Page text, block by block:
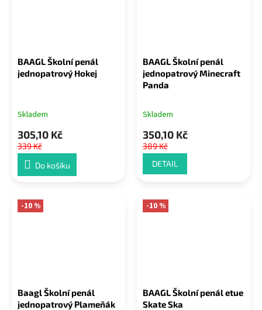
BAAGL Školní penál
jednopatrový Hokej
Skladem
305,10 Kč
339 Kč
Do košíku
BAAGL Školní penál
jednopatrový Minecraft
Panda
Skladem
350,10 Kč
389 Kč
DETAIL
-10 %
Baagl Školní penál
jednopatrový Plameňák
-10 %
BAAGL Školní penál etue
Skate Ska